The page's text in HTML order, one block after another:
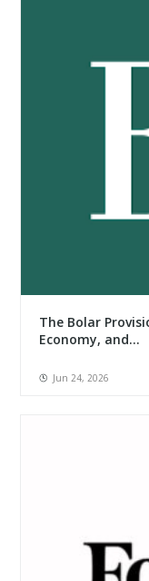
The Bolar
Economy, and...
Jun 24, 2026